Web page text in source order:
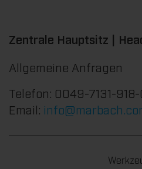
Zentrale Hauptsitz |
Allgemeine Anfragen
Telefon: 0049-7131-918-
Email: